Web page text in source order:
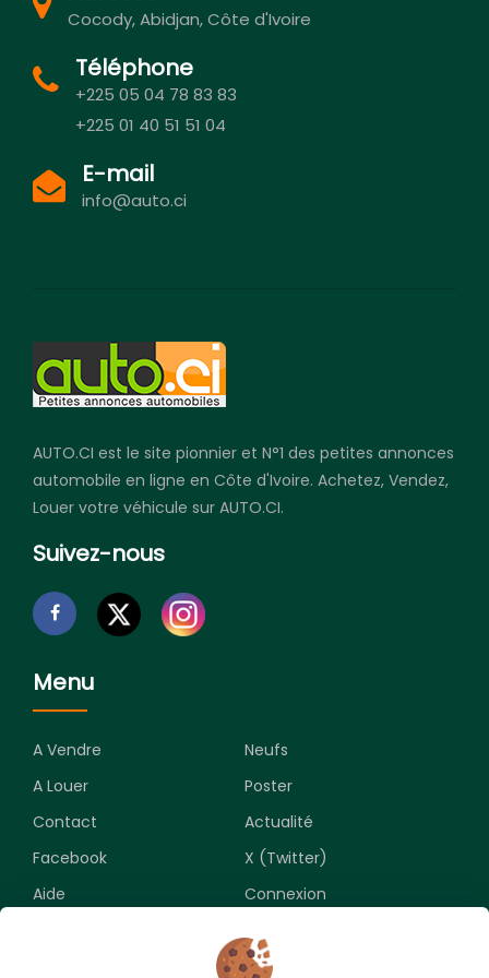
Cocody, Abidjan, Côte d'Ivoire
Téléphone
+225 05 04 78 83 83
+225 01 40 51 51 04
E-mail
info@auto.ci
AUTO.CI est le site pionnier et N°1 des petites annonces
automobile en ligne en Côte d'Ivoire. Achetez, Vendez,
Louer votre véhicule sur AUTO.CI.
Suivez-nous
Menu
A Vendre
Neufs
A Louer
Poster
Contact
Actualité
Facebook
X (Twitter)
Aide
Connexion